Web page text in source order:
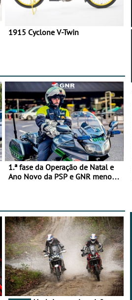
1915 Cyclone V-Twin
1.ª fase da Operação de Natal e
Ano Novo da PSP e GNR menos